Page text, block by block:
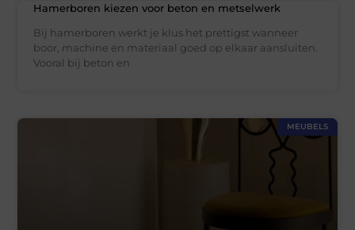
Hamerboren kiezen voor beton en metselwerk
Bij hamerboren werkt je klus het prettigst wanneer
boor, machine en materiaal goed op elkaar aansluiten.
Vooral bij beton en
MEUBELS